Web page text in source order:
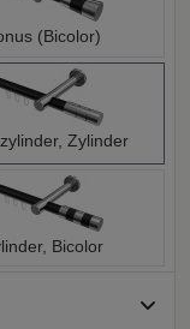
(Bicolor)
Zylinder
Bicolor